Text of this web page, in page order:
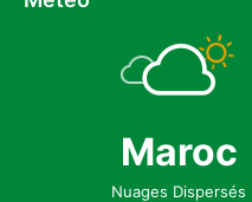
c
Maroc
Nuages Dispersés